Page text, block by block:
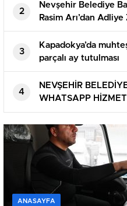
2
Nevşehir Belediye
Rasim Arı’dan
3
Kapadokya’da
parçalı ay tutulması
4
NEVŞEHİR
WHATSAPP HİZMET
DEVREDE
ANASAYFA